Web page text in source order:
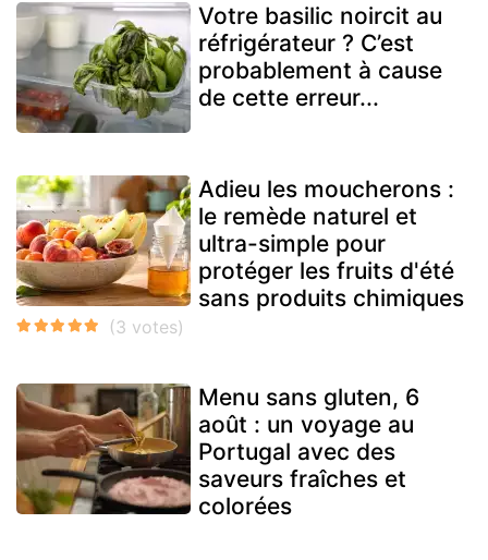
Votre basilic noircit au
réfrigérateur ? C’est
probablement à cause
de cette erreur...
Adieu les moucherons :
le remède naturel et
ultra-simple pour
protéger les fruits d'été
sans produits chimiques
Menu sans gluten, 6
août : un voyage au
Portugal avec des
saveurs fraîches et
colorées